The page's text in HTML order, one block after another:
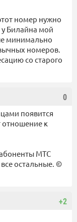
номер нужно
Билайна мой
минимально
номеров.
со старого
0
появится
отношение к
МТС
остальные. ©
+2